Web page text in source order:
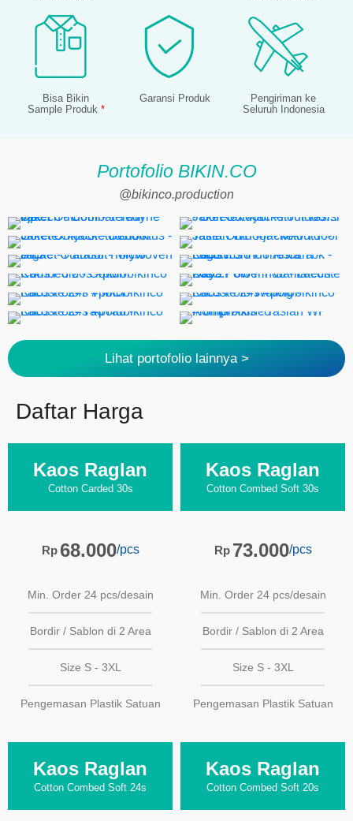
Bisa Bikin
Sample Produk *
Garansi Produk
Pengiriman ke
Seluruh Indonesia
Portofolio BIKIN.CO
@bikinco.production
Lihat portofolio lainnya >
Daftar Harga
Kaos Raglan
Cotton Carded 30s
Rp 68.000/pcs
Min. Order 24 pcs/desain
Bordir / Sablon di 2 Area
Size S - 3XL
Pengemasan Plastik Satuan
Kaos Raglan
Cotton Combed Soft 30s
Rp 73.000/pcs
Min. Order 24 pcs/desain
Bordir / Sablon di 2 Area
Size S - 3XL
Pengemasan Plastik Satuan
Kaos Raglan
Cotton Combed Soft 24s
Kaos Raglan
Cotton Combed Soft 20s